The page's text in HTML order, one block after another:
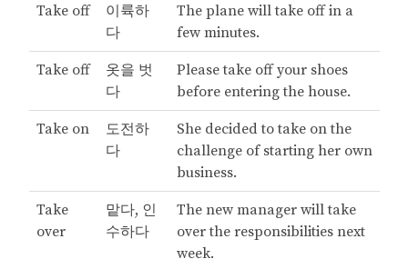
Take off
이륙하
다
The plane will take off in a
few minutes.
Take off
옷을 벗
다
Please take off your shoes
before entering the house.
Take on
도전하
다
She decided to take on the
challenge of starting her own
business.
Take
over
맡다, 인
수하다
The new manager will take
over the responsibilities next
week.